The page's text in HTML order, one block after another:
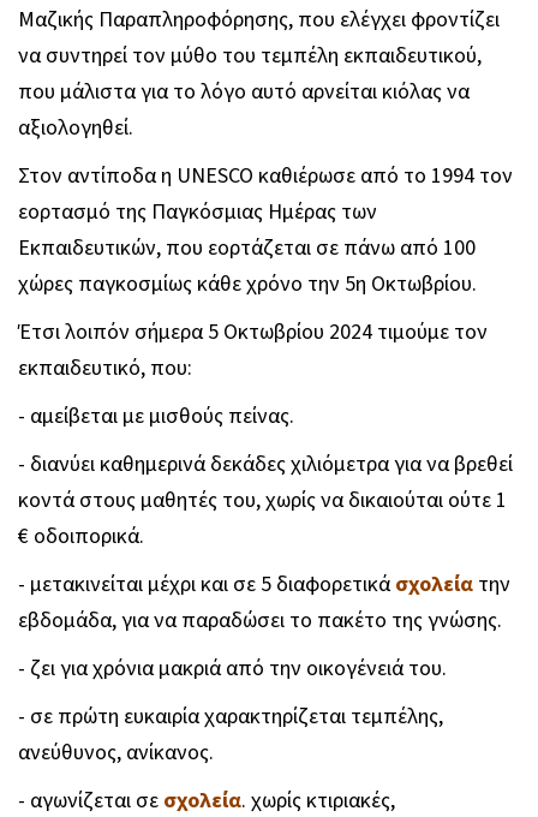
Μαζικής Παραπληροφόρησης, που ελέγχει φροντίζει
να συντηρεί τον μύθο του τεμπέλη εκπαιδευτικού,
που μάλιστα για το λόγο αυτό αρνείται κιόλας να
αξιολογηθεί.
Στον αντίποδα η UNESCO καθιέρωσε από το 1994 τον
εορτασμό της Παγκόσμιας Ημέρας των
Εκπαιδευτικών, που εορτάζεται σε πάνω από 100
χώρες παγκοσμίως κάθε χρόνο την 5η Οκτωβρίου.
Έτσι λοιπόν σήμερα 5 Οκτωβρίου 2024 τιμούμε τον
εκπαιδευτικό, που:
- αμείβεται με μισθούς πείνας.
- διανύει καθημερινά δεκάδες χιλιόμετρα για να βρεθεί
κοντά στους μαθητές του, χωρίς να δικαιούται ούτε 1
€ οδοιπορικά.
- μετακινείται μέχρι και σε 5 διαφορετικάσχολεία την
εβδομάδα, για να παραδώσει το πακέτο της γνώσης.
- ζει για χρόνια μακριά από την οικογένειά του.
- σε πρώτη ευκαιρία χαρακτηρίζεται τεμπέλης,
ανεύθυνος, ανίκανος.
- αγωνίζεται σε σχολεία. χωρίς κτιριακές,